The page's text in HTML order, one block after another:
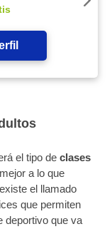
el tipo de clases
a lo que
el llamado
que permiten
deportivo que va